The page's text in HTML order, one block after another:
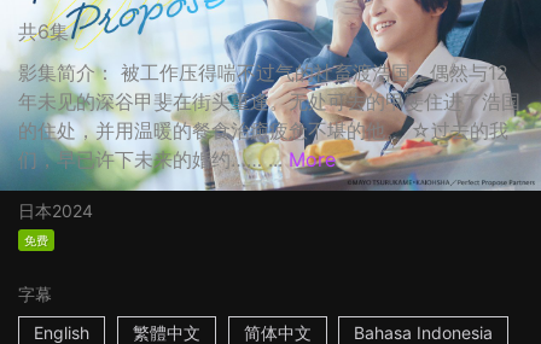
共6集
影集简介： 被工作压得喘不过气的社畜渡浩国，偶然与12
年未见的深谷甲斐在街头重逢。无处可去的甲斐住进了浩国
的住处，并用温暖的餐食治癒疲惫不堪的他。 ☆过去的我
们，早已许下未来的婚约…… ... More
日本2024
免费
字幕
English
繁體中文 简体中文 Bahasa Indonesia